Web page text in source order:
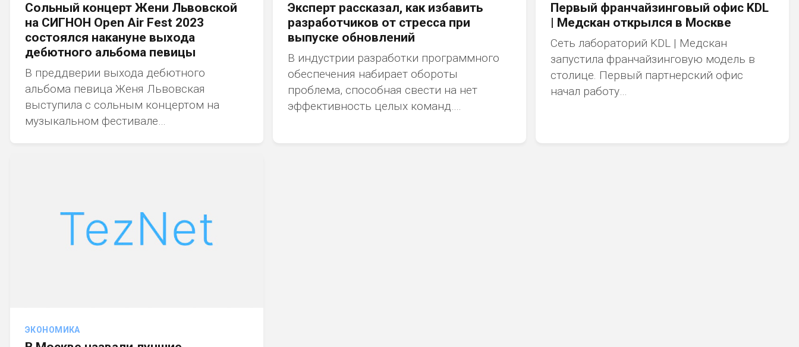
Сольный концерт Жени Львовской
на СИГНОН Open Air Fest 2023
состоялся накануне выхода
дебютного альбома певицы
В преддверии выхода дебютного
альбома певица Женя Львовская
выступила с сольным концертом на
музыкальном фестивале…
Эксперт рассказал, как избавить
разработчиков от стресса при
выпуске обновлений
В индустрии разработки программного
обеспечения набирает обороты
проблема, способная свести на нет
эффективность целых команд….
Первый франчайзинговый офис KDL
| Медскан открылся в Москве
Сеть лабораторий KDL | Медскан
запустила франчайзинговую модель в
столице. Первый партнерский офис
начал работу…
ЭКОНОМИКА